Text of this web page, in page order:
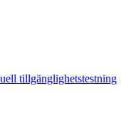
tillgänglighetstestning